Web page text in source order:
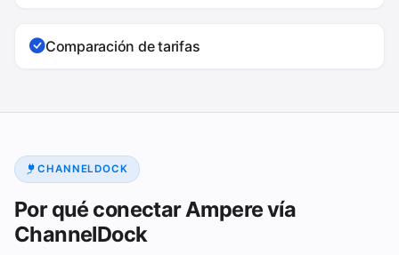
Comparación de tarifas
CHANNELDOCK
Por qué conectar Ampere vía
ChannelDock